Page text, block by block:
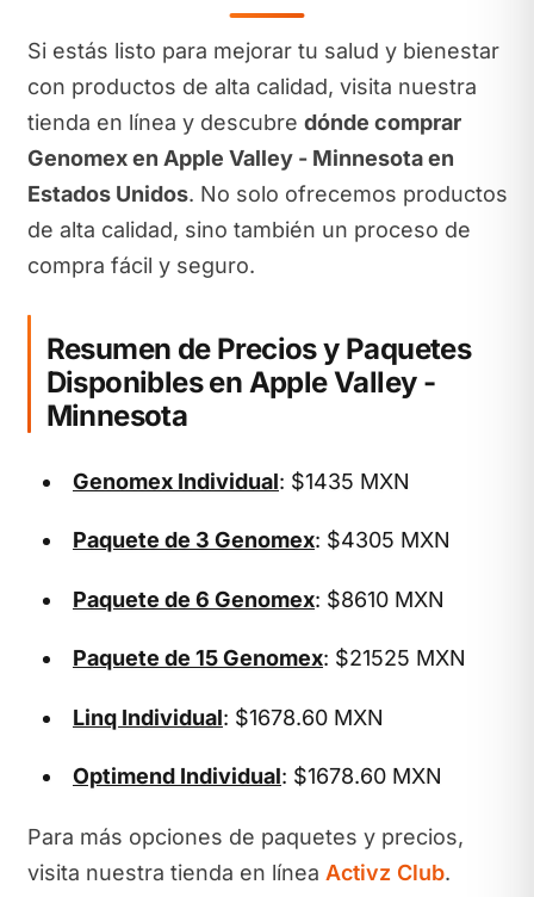
Si estás listo para mejorar tu salud y bienestar
con productos de alta calidad, visita nuestra
tienda en línea y descubre dónde comprar
Genomex en Apple Valley - Minnesota en
Estados Unidos. No solo ofrecemos productos
de alta calidad, sino también un proceso de
compra fácil y seguro.
Resumen de Precios y Paquetes
Disponibles en Apple Valley -
Minnesota
Genomex Individual: $1435 MXN
Paquete de 3 Genomex: $4305 MXN
Paquete de 6 Genomex: $8610 MXN
Paquete de 15 Genomex: $21525 MXN
Linq Individual: $1678.60 MXN
Optimend Individual: $1678.60 MXN
Para más opciones de paquetes y precios,
visita nuestra tienda en línea Activz Club.